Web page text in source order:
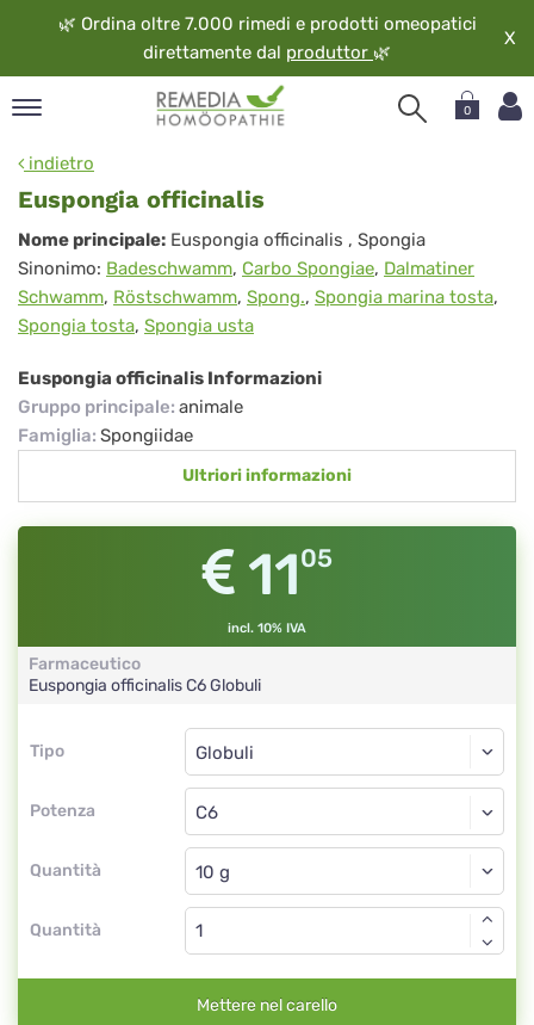
🌿 Ordina oltre 7.000 rimedi e prodotti omeopatici
direttamente dal produttor 🌿
X
0
indietro
Euspongia officinalis
Euspongia
officinalis
Nome principale: Euspongia officinalis , Spongia
Sinonimo: Badeschwamm, Carbo Spongiae, Dalmatiner
Schwamm, Röstschwamm, Spong., Spongia marina tosta,
Spongia tosta, Spongia usta
Euspongia officinalis Informazioni
Gruppo principale: animale
Famiglia: Spongiidae
Ultriori informazioni
1105
incl. 10% IVA
Farmaceutico
Euspongia officinalisC6Globuli
Tipo
Tipo
Potenza
Globuli
C6
Quantità
Globuli
Quantità
Mettere nel carello